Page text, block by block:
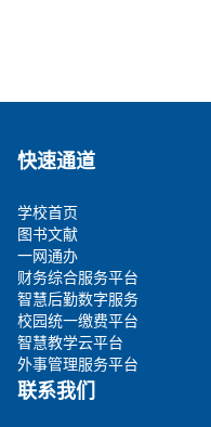
快速通道
学校首页
图书文献
一网通办
财务综合服务平台
智慧后勤数字服务
校园统一缴费平台
智慧教学云平台
外事管理服务平台
联系我们